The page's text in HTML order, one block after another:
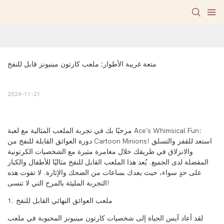
متعة غريبة الأطوار: ملعب كارتون مينيونز قابل للنفخ
2024-11-21
مرحبًا بك في تجربة الملعب المثالية مع لعبة Ace's Whimsical Fun:
دورة العوائق القابلة للنفخ من Cartoon Minions! استعد للقفز والتسلق
والانزلاق في طريقك خلال مغامرة مثيرة مع الشخصيات الكرتونية
المفضلة لدى الجميع. يُعد هذا الملعب القابل للنفخ مثاليًا للأطفال والكبار
على حدٍ سواء، حيث يعدك بساعات من الضحك والإثارة. لا تفوت هذه
التجربة المليئة بالمرح التي لا تنسى!
1. ملعب العوائق النهائي القابل للنفخ
لقد أعاد آيس الحياة إلى شخصيات كارتون مينيونز المحبوبة في ملعب